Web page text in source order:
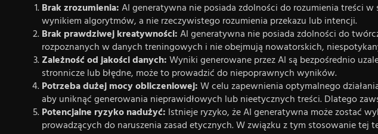
Brak zrozumienia:AI generatywna nie posiada zdolności do rozumienia treści
wynikiem algorytmów, a nie rzeczywistego rozumienia przekazu lub intencji.
Brak prawdziwej kreatywności:AI generatywna nie posiada zdolności do
rozpoznanych w danych treningowych i nie obejmują nowatorskich,
Zależność od jakości danych:Wyniki generowane przez AI są bezpośrednio
stronnicze lub błędne, może to prowadzić do niepoprawnych wyników.
Potrzeba dużej mocy obliczeniowej:W celu zapewnienia optymalnego
aby uniknąć generowania nieprawidłowych lub nieetycznych treści. Dlatego
Potencjalne ryzyko nadużyć: Istnieje ryzyko, że AI generatywna może zostać
prowadzących do naruszenia zasad etycznych. W związku z tym stosowanie